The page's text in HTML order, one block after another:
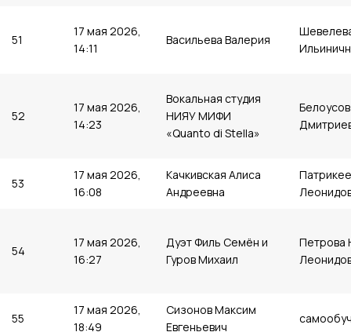
51
17 мая 2026,
14:11
Васильева Валерия
52
17 мая 2026,
14:23
Вокальная студия
НИЯУ МИФИ
«Quanto di Stella»
53
17 мая 2026,
16:08
Качкивская Алиса
Андреевна
54
17 мая 2026,
16:27
Дуэт Филь Семён и
Гуров Михаил
Петрова
55
17 мая 2026,
18:49
Сизонов Максим
Евгеньевич